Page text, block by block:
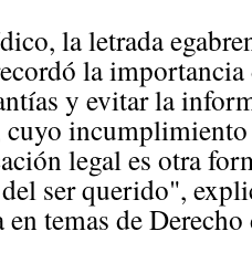
la letrada
la importancia
y evitar la
incumplimiento
legal es otra
ser querido",
temas de Derecho